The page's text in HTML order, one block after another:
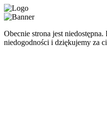
Obecnie strona jest
niedogodności i dziękujemy za